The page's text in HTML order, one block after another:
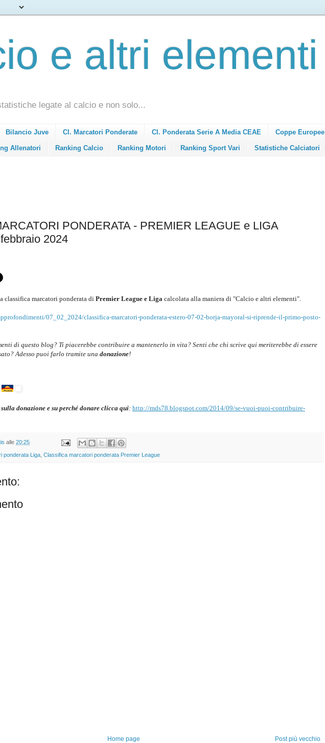
e altri elementi
legate al calcio e non solo...
Bilancio Juve Cl. Marcatori Ponderate Cl. Ponderata Serie A Media CEAE Coppe Europee
Allenatori Ranking Calcio Ranking Motori Ranking Sport Vari Statistiche Calciatori
PONDERATA - PREMIER LEAGUE e LIGA
2024
classifica marcatori ponderata diPremier League e Liga calcolata alla maniera di "Calcio e altri elementi".
07_02_2024/classifica-marcatori-ponderata-estero-07-02-borja-mayoral-si-riprende-il-primo-posto-
di questo blog? Ti piacerebbe contribuire a mantenerlo in vita? Senti che chi scrive qui meriterebbe di essere
Adesso puoi farlo tramite una donazione!
donazione e su perché donare clicca qui: http://mds78.blogspot.com/2014/09/se-vuoi-puoi-contribuire-
alle 20:25
ponderata Liga Classifica marcatori ponderata Premier League
Post più vecchio
Home page